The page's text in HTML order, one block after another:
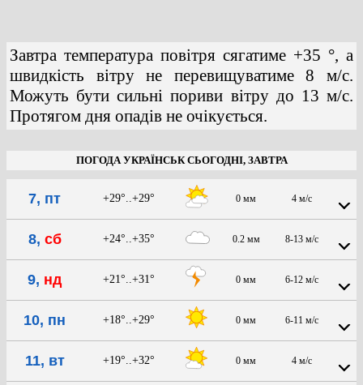
Завтра температура повітря сягатиме +35 °, а
швидкість вітру не перевищуватиме 8 м/с.
Можуть бути сильні пориви вітру до 13 м/с.
Протягом дня опадів не очікується.
ПОГОДА УКРАЇНСЬК СЬОГОДНІ, ЗАВТРА
7, пт +29°..+29° 0 мм 4 м/с
8, сб +24°..+35° 0.2 мм 8-13 м/с
9, нд +21°..+31° 0 мм 6-12 м/с
10, пн +18°..+29° 0 мм 6-11 м/с
11, вт +19°..+32° 0 мм 4 м/с